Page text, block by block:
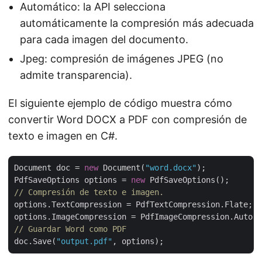
Automático: la API selecciona
automáticamente la compresión más adecuada
para cada imagen del documento.
Jpeg: compresión de imágenes JPEG (no
admite transparencia).
El siguiente ejemplo de código muestra cómo
convertir Word DOCX a PDF con compresión de
texto e imagen en C#.
Document doc = new Document( "word.docx" );
PdfSaveOptions options = new
// Compresión de texto e imagen.
options.TextCompression = PdfTextCompression.Flate;
// Guardar Word como PDF
doc.Save( "output.pdf"